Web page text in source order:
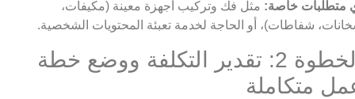
متطلبات خاصة: مثل فك وتركيب أجهزة معينة (مكيفات،
شفاطات)، أو الحاجة لخدمة تعبئة المحتويات الشخصية.
الخطوة 2: تقدير التكلفة ووضع خطة
متكاملة